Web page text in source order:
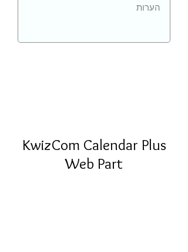
KwizCom Calendar Plus
Web Part